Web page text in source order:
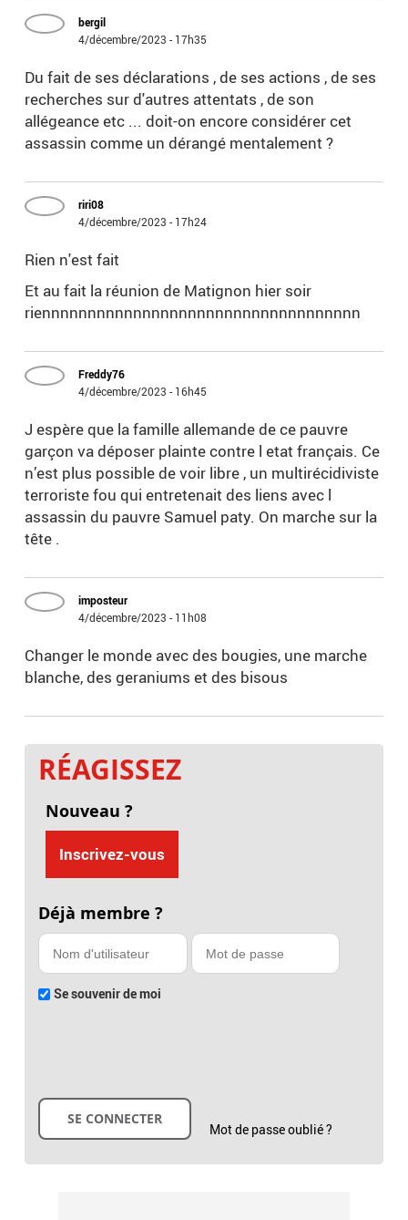
bergil
4/décembre/2023 - 17h35
Du fait de ses déclarations , de ses actions , de ses
recherches sur d'autres attentats , de son
allégeance etc ... doit-on encore considérer cet
assassin comme un dérangé mentalement ?
riri08
4/décembre/2023 - 17h24
Rien n'est fait
Et au fait la réunion de Matignon hier soir
riennnnnnnnnnnnnnnnnnnnnnnnnnnnnnnnnnn
Freddy76
4/décembre/2023 - 16h45
J espère que la famille allemande de ce pauvre
garçon va déposer plainte contre l etat français. Ce
n’est plus possible de voir libre , un multirécidiviste
terroriste fou qui entretenait des liens avec l
assassin du pauvre Samuel paty. On marche sur la
tête .
imposteur
4/décembre/2023 - 11h08
Changer le monde avec des bougies, une marche
blanche, des geraniums et des bisous
RÉAGISSEZ
Nouveau ?
Inscrivez-vous
Déjà membre ?
Se souvenir de moi
Mot de passe oublié ?